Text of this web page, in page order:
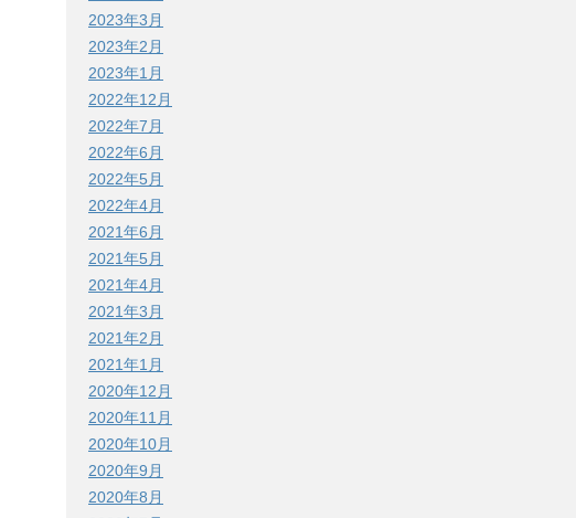
2023年3月
2023年2月
2023年1月
2022年12月
2022年7月
2022年6月
2022年5月
2022年4月
2021年6月
2021年5月
2021年4月
2021年3月
2021年2月
2021年1月
2020年12月
2020年11月
2020年10月
2020年9月
2020年8月